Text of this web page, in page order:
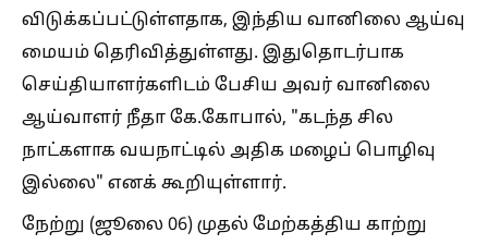
விடுக்கப்பட்டுள்ளதாக, இந்திய வானிலை ஆய்வு
மையம் தெரிவித்துள்ளது. இதுதொடர்பாக
செய்தியாளர்களிடம் பேசிய அவர் வானிலை
ஆய்வாளர் நீதா கே.கோபால், "கடந்த சில
நாட்களாக வயநாட்டில் அதிக மழைப் பொழிவு
இல்லை" எனக் கூறியுள்ளார்.
நேற்று (ஜூலை 06) முதல் மேற்கத்திய காற்று